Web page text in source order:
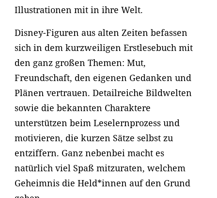
Illustrationen mit in ihre Welt.
Disney-Figuren aus alten Zeiten befassen
sich in dem kurzweiligen Erstlesebuch mit
den ganz großen Themen: Mut,
Freundschaft, den eigenen Gedanken und
Plänen vertrauen. Detailreiche Bildwelten
sowie die bekannten Charaktere
unterstützen beim Leselernprozess und
motivieren, die kurzen Sätze selbst zu
entziffern. Ganz nebenbei macht es
natürlich viel Spaß mitzuraten, welchem
Geheimnis die Held*innen auf den Grund